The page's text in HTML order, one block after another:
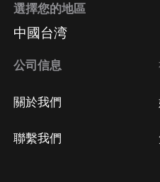
選擇您的地區
中國台湾
公司信息
關於我們
聯繫我們